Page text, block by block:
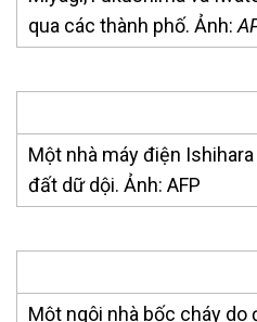
qua các thành phố. Ảnh:
Một nhà máy điện
đất dữ dội. Ảnh: AFP
Một ngôi nhà bốc cháy do